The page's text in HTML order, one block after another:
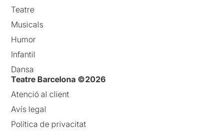
Teatre
Musicals
Humor
Infantil
Dansa
Teatre Barcelona ©2026
Atenció al client
Avís legal
Política de privacitat